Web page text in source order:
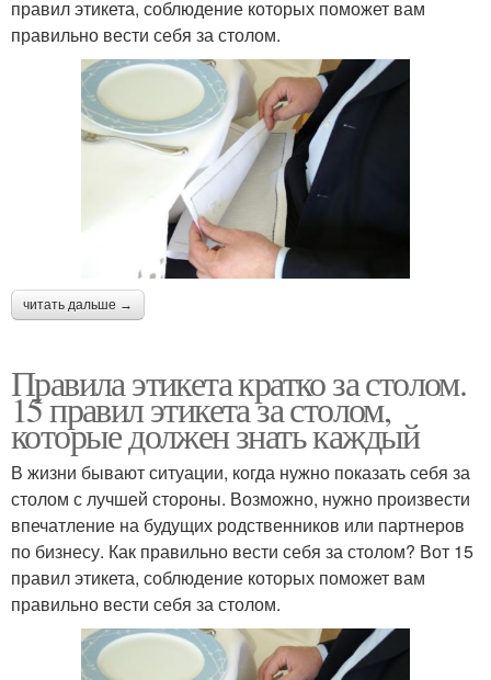
правил этикета, соблюдение которых поможет вам
правильно вести себя за столом.
читать дальше →
Правила этикета кратко за столом.
15 правил этикета за столом,
которые должен знать каждый
В жизни бывают ситуации, когда нужно показать себя за
столом с лучшей стороны. Возможно, нужно произвести
впечатление на будущих родственников или партнеров
по бизнесу. Как правильно вести себя за столом? Вот 15
правил этикета, соблюдение которых поможет вам
правильно вести себя за столом.